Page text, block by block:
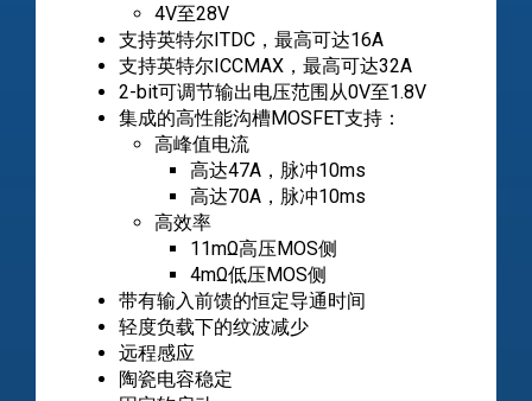
4V至28V
支持英特尔ITDC，最高可达16A
支持英特尔ICCMAX，最高可达32A
2-bit可调节输出电压范围从0V至1.8V
集成的高性能沟槽MOSFET支持：
高峰值电流
高达47A，脉冲10ms
高达70A，脉冲10ms
高效率
11mΩ高压MOS侧
4mΩ低压MOS侧
带有输入前馈的恒定导通时间
轻度负载下的纹波减少
远程感应
陶瓷电容稳定